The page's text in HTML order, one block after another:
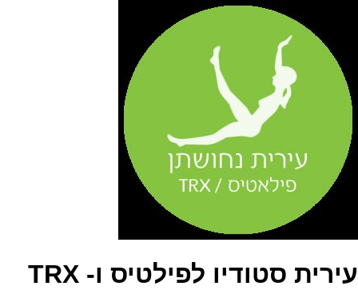
עירית סטודיו לפילטיס ו- TRX